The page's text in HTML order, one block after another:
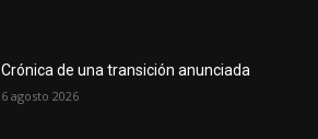
Crónica de una transición anunciada
6 agosto 2026